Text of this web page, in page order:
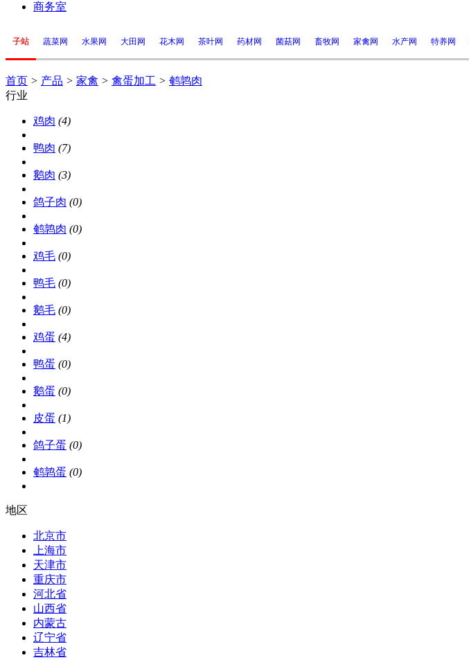
商务室
子站 蔬菜网 水果网 大田网 花木网 茶叶网 药材网 菌菇网 畜牧网 家禽网 水产网 特养网
首页 > 产品 > 家禽 > 禽蛋加工 > 鹌鹑肉
行业
鸡肉 (4)
鸭肉 (7)
鹅肉 (3)
鸽子肉 (0)
鹌鹑肉 (0)
鸡毛 (0)
鸭毛 (0)
鹅毛 (0)
鸡蛋 (4)
鸭蛋 (0)
鹅蛋 (0)
皮蛋 (1)
鸽子蛋 (0)
鹌鹑蛋 (0)
地区
北京市
上海市
天津市
重庆市
河北省
山西省
内蒙古
辽宁省
吉林省